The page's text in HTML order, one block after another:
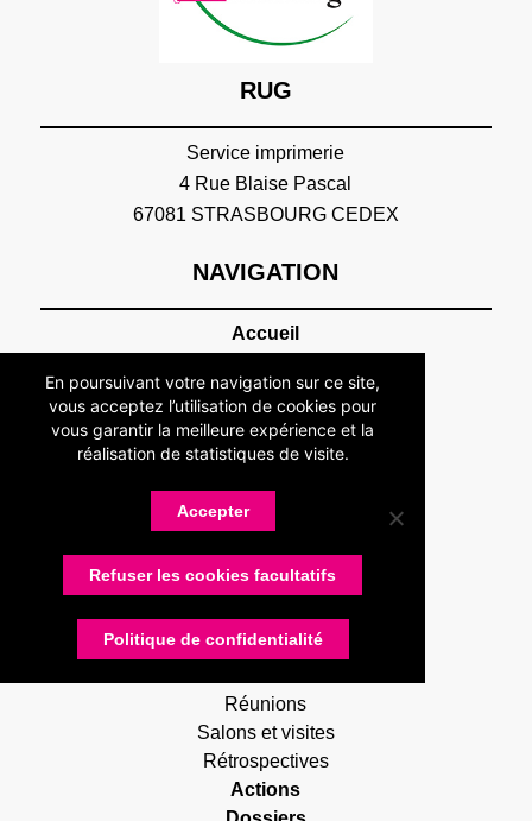
RUG
Service imprimerie
4 Rue Blaise Pascal
67081 STRASBOURG CEDEX
NAVIGATION
Accueil
Présentation
Devenir adhérent
Statuts
Partenaires
Nos partenaires
Devenir partenaire
Contactez-nous
Actualités
Réunions
Salons et visites
Rétrospectives
Actions
En poursuivant votre navigation sur ce site,
vous acceptez l’utilisation de cookies pour
vous garantir la meilleure expérience et la
réalisation de statistiques de visite.
Accepter
Refuser les cookies facultatifs
Politique de confidentialité